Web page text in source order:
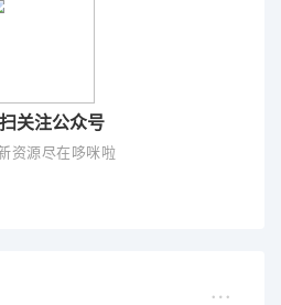
关注公众号
资源尽在哆咪啦